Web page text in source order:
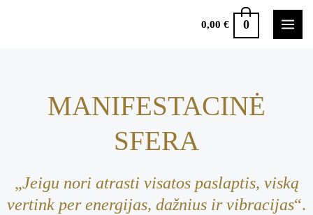
0,00 € 0
MANIFESTACINĖ
SFERA
„Jeigu nori atrasti visatos paslaptis, viską
vertink per energijas, dažnius ir vibracijas“.